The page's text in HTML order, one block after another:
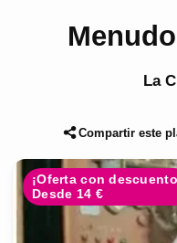
La
Compartir este
¡Oferta con
Desde 14 €